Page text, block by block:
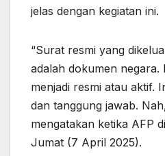
jelas dengan kegiatan ini.
“Surat resmi yang
adalah dokumen negara.
menjadi resmi atau aktif.
dan tanggung jawab.
mengatakan ketika AFP
Jumat (7 April 2025).